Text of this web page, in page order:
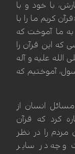
با خود و با
کریم ما را با
ما آموخت که
که این قرآن را
الله علیه و آله
آموختیم که
انسان از
کرد که قرآن
مردم را در نظر
و چه در سایر